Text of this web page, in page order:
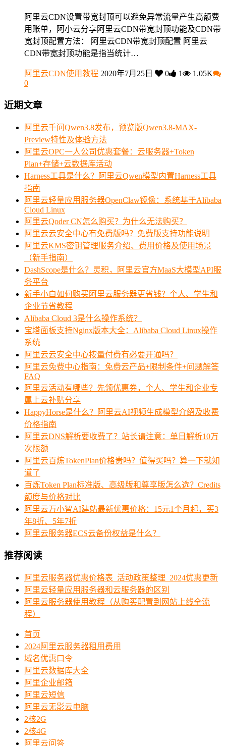
阿里云CDN设置带宽封顶可以避免异常流量产生高额费
用账单，阿小云分享阿里云CDN带宽封顶功能及CDN带
宽封顶配置方法： 阿里云CDN带宽封顶配置 阿里云
CDN带宽封顶功能是指当统计…
阿里云CDN使用教程 2020年7月25日 0 1
1.05K
0
近期文章
阿里云千问Qwen3.8发布，预览版Qwen3.8-MAX-
Preview特性及体验方法
阿里云OPC一人公司优惠套餐：云服务器+Token
Plan+存储+云数据库活动
Harness工具是什么？阿里云Qwen模型内置Harness工具
指南
阿里云轻量应用服务器OpenClaw镜像：系统基于Alibaba
Cloud Linux
阿里云Qoder CN怎么购买？为什么无法购买？
阿里云云安全中心有免费版吗？免费版支持功能说明
阿里云KMS密钥管理服务介绍、费用价格及使用场景
（新手指南）
DashScope是什么？灵积，阿里云官方MaaS大模型API服
务平台
新手小白如何购买阿里云服务器更省钱？个人、学生和
企业节省教程
Alibaba Cloud 3是什么操作系统？
宝塔面板支持Nginx版本大全：Alibaba Cloud Linux操作
系统
阿里云云安全中心按量付费有必要开通吗？
阿里云免费中心指南：免费云产品+限制条件+问题解答
FAQ
阿里云活动有哪些？先领优惠券，个人、学生和企业专
属上云补贴分享
HappyHorse是什么？阿里云AI视频生成模型介绍及收费
价格指南
阿里云DNS解析要收费了？站长请注意：单日解析10万
次限额
阿里云百炼TokenPlan价格贵吗？值得买吗？算一下就知
道了
百炼Token Plan标准版、高级版和尊享版怎么选？Credits
额度与价格对比
阿里云万小智AI建站最新优惠价格：15元1个月起，买3
年8折、5年7折
阿里云服务器ECS云备份权益是什么？
推荐阅读
阿里云服务器优惠价格表_活动政策整理_2024优惠更新
阿里云轻量应用服务器和云服务器的区别
阿里云服务器使用教程（从购买配置到网站上线全流
程）
首页
2024阿里云服务器租用费用
域名优惠口令
阿里云数据库大全
阿里企业邮箱
阿里云短信
阿里云无影云电脑
2核2G
2核4G
阿里云问答